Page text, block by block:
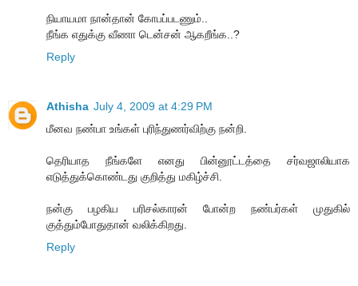
நியாயமா நான்தான் கோபப்படணும்..
நீங்க எதுக்கு வீணா டென்சன் ஆகறீங்க..?
Reply
Athisha July 4, 2009 at 4:29 PM
மீனவ நண்பா உங்கள் புரிந்துணர்விற்கு நன்றி.
தெரியாத நீங்களே எனது பின்னூட்டத்தை சர்வஜாலியாக
எடுத்துக்கொண்டது குறித்து மகிழ்ச்சி.
நன்கு பழகிய பரிசல்காரன் போன்ற நண்பர்கள் முதுகில்
குத்தும்போதுதான் வலிக்கிறது.
Reply